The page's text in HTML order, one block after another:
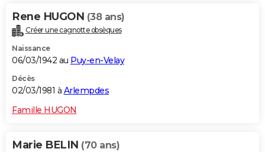
Rene HUGON (38 ans)
Créer une cagnotte obsèques
Naissance
06/03/1942 au Puy-en-Velay
Décès
02/03/1981 à Arlempdes
Famille HUGON
Marie BELIN (70 ans)